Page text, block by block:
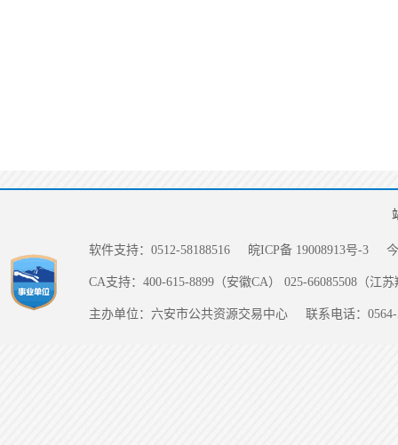
软件支持：0512-58188516 皖ICP备 19008913号-3
CA支持：400-615-8899（安徽CA） 025-66085508（江
主办单位：六安市公共资源交易中心 联系电话：0564-